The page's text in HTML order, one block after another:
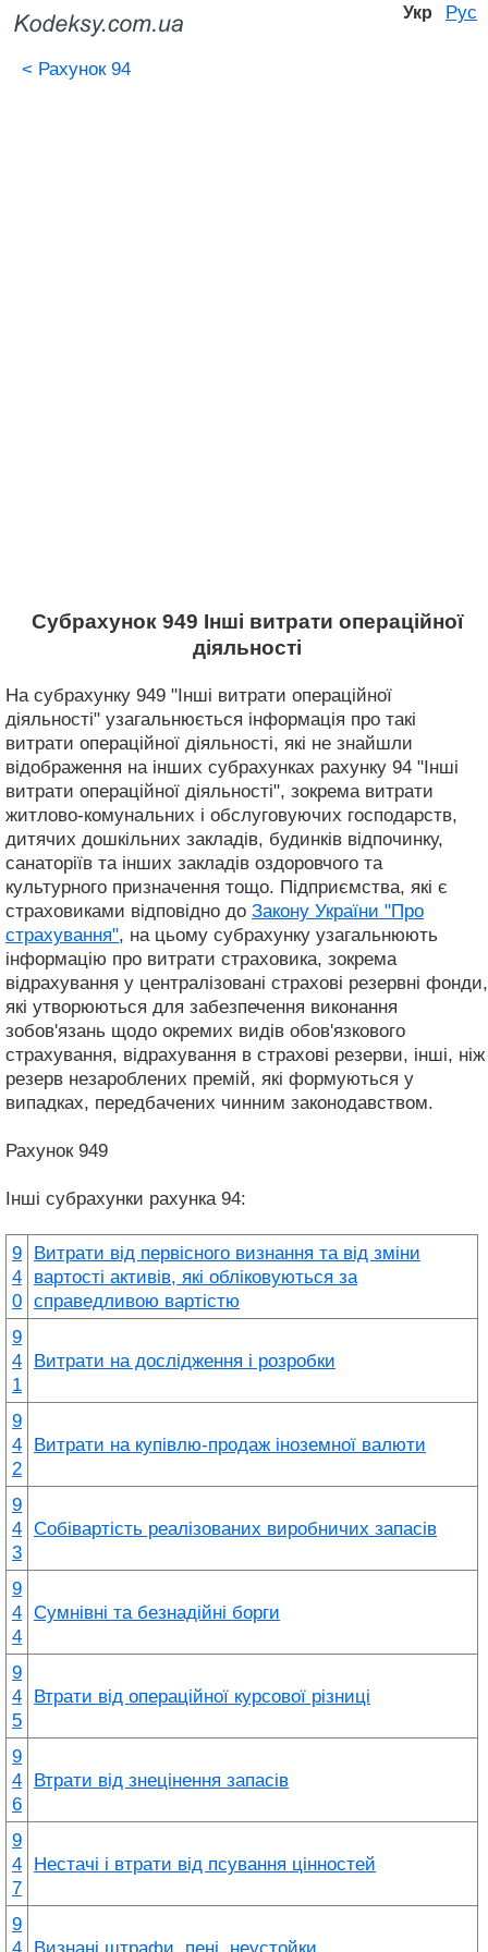
Укр Рус
< Рахунок 94
Субрахунок 949 Інші витрати операційної
діяльності
На субрахунку 949 "Інші витрати операційної
діяльності" узагальнюється інформація про такі
витрати операційної діяльності, які не знайшли
відображення на інших субрахунках рахунку 94 "Інші
витрати операційної діяльності", зокрема витрати
житлово-комунальних і обслуговуючих господарств,
дитячих дошкільних закладів, будинків відпочинку,
санаторіїв та інших закладів оздоровчого та
культурного призначення тощо. Підприємства, які є
страховиками відповідно до Закону України "Про
страхування", на цьому субрахунку узагальнюють
інформацію про витрати страховика, зокрема
відрахування у централізовані страхові резервні фонди,
які утворюються для забезпечення виконання
зобов'язань щодо окремих видів обов'язкового
страхування, відрахування в страхові резерви, інші, ніж
резерв незароблених премій, які формуються у
випадках, передбачених чинним законодавством.
Рахунок 949
Інші субрахунки рахунка 94:
9
4
0
Витрати від первісного визнання та від зміни
вартості активів, які обліковуються за
справедливою вартістю
9
4
1
Витрати на дослідження і розробки
9
4
2
Витрати на купівлю-продаж іноземної валюти
9
4
3
Собівартість реалізованих виробничих запасів
9
4
4
Сумнівні та безнадійні борги
9
4
5
Втрати від операційної курсової різниці
9
4
6
Втрати від знецінення запасів
9
4
7
Нестачі і втрати від псування цінностей
9
4 Визнані штрафи, пені, неустойки